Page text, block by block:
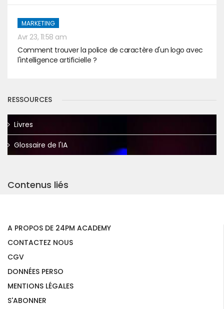
MARKETING
Avr 23, 11:58 am
Comment trouver la police de caractère d'un logo avec
l'intelligence artificielle ?
RESSOURCES
Livres
Glossaire de l'IA
Contenus liés
A PROPOS DE 24PM ACADEMY
CONTACTEZ NOUS
CGV
DONNÉES PERSO
MENTIONS LÉGALES
S'ABONNER